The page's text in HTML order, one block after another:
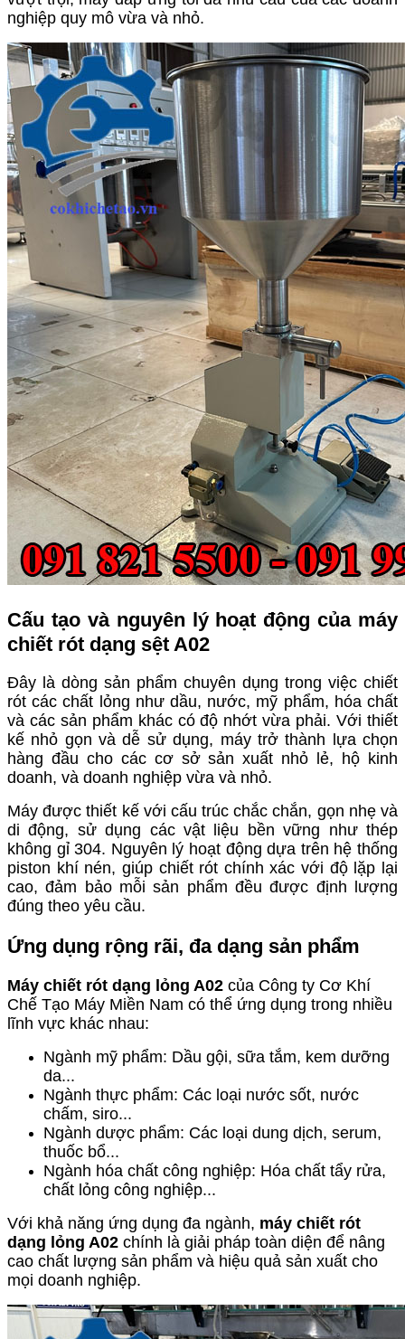
nghiệp quy mô vừa và nhỏ.
Cấu tạo và nguyên lý hoạt động của máy
chiết rót dạng sệt A02
Đây là dòng sản phẩm chuyên dụng trong việc chiết
rót các chất lỏng như dầu, nước, mỹ phẩm, hóa chất
và các sản phẩm khác có độ nhớt vừa phải. Với thiết
kế nhỏ gọn và dễ sử dụng, máy trở thành lựa chọn
hàng đầu cho các cơ sở sản xuất nhỏ lẻ, hộ kinh
doanh, và doanh nghiệp vừa và nhỏ.
Máy được thiết kế với cấu trúc chắc chắn, gọn nhẹ và
di động, sử dụng các vật liệu bền vững như thép
không gỉ 304. Nguyên lý hoạt động dựa trên hệ thống
piston khí nén, giúp chiết rót chính xác với độ lặp lại
cao, đảm bảo mỗi sản phẩm đều được định lượng
đúng theo yêu cầu.
Ứng dụng rộng rãi, đa dạng sản phẩm
Máy chiết rót dạng lỏng A02 của Công ty Cơ Khí
Chế Tạo Máy Miền Nam có thể ứng dụng trong nhiều
lĩnh vực khác nhau:
Ngành mỹ phẩm: Dầu gội, sữa tắm, kem dưỡng
da...
Ngành thực phẩm: Các loại nước sốt, nước
chấm, siro...
Ngành dược phẩm: Các loại dung dịch, serum,
thuốc bổ...
Ngành hóa chất công nghiệp: Hóa chất tẩy rửa,
chất lỏng công nghiệp...
Với khả năng ứng dụng đa ngành, máy chiết rót
dạng lỏng A02 chính là giải pháp toàn diện để nâng
cao chất lượng sản phẩm và hiệu quả sản xuất cho
mọi doanh nghiệp.